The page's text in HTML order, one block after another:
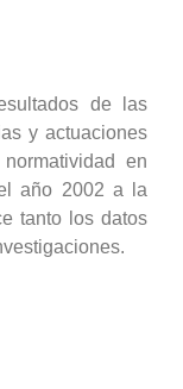
de las
y actuaciones
en
año 2002 a la
tanto los datos